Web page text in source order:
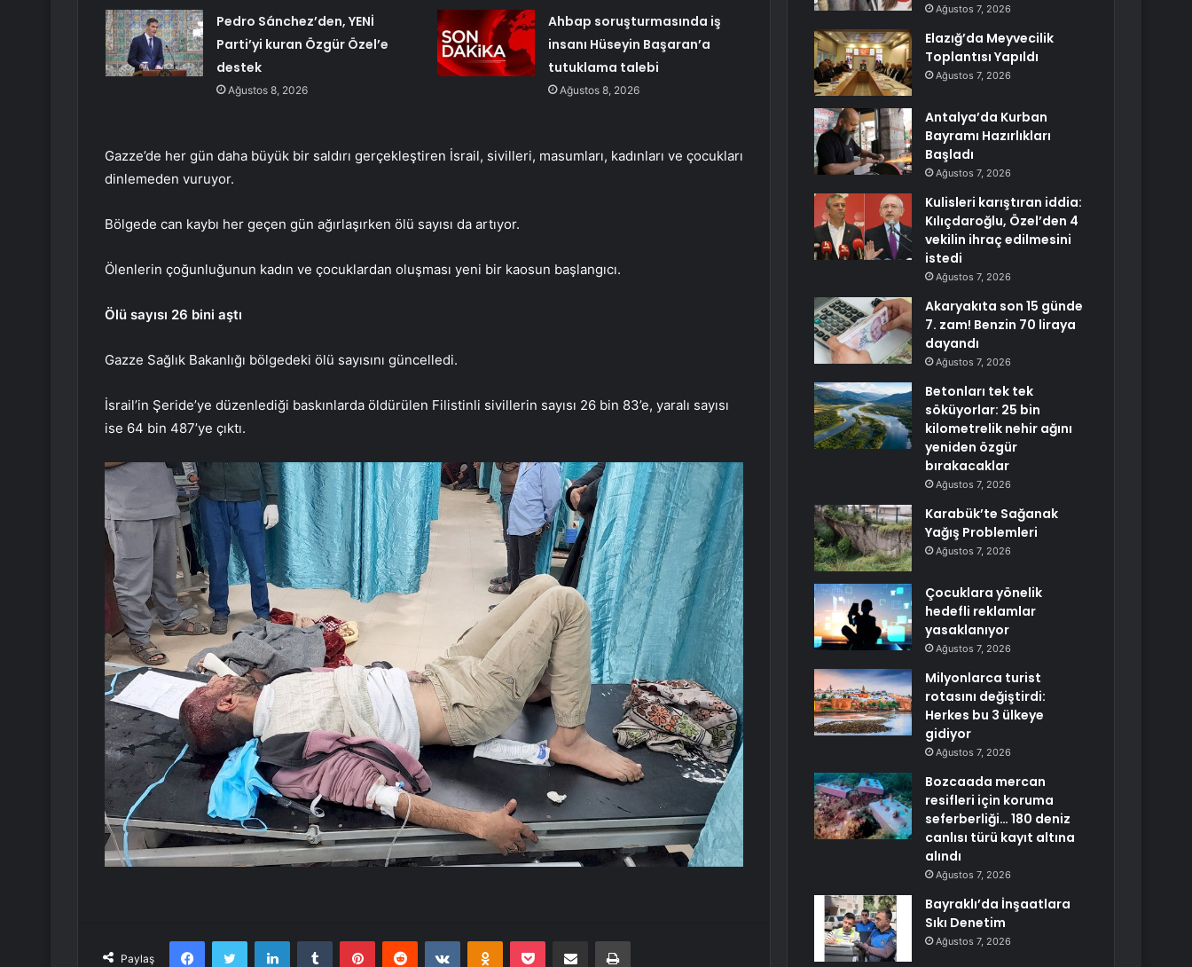
Pedro Sánchez’den, YENİ
Parti’yi kuran Özgür Özel’e
destek
Ağustos 8, 2026
Ahbap soruşturmasında iş
insanı Hüseyin Başaran’a
tutuklama talebi
Ağustos 8, 2026
Gazze’de her gün daha büyük bir saldırı gerçekleştiren İsrail, sivilleri, masumları, kadınları ve çocukları
dinlemeden vuruyor.
Bölgede can kaybı her geçen gün ağırlaşırken ölü sayısı da artıyor.
Ölenlerin çoğunluğunun kadın ve çocuklardan oluşması yeni bir kaosun başlangıcı.
Ölü sayısı 26 bini aştı
Gazze Sağlık Bakanlığı bölgedeki ölü sayısını güncelledi.
İsrail’in Şeride’ye düzenlediği baskınlarda öldürülen Filistinli sivillerin sayısı 26 bin 83’e, yaralı sayısı
ise 64 bin 487’ye çıktı.
Paylaş
FacebookTwitter LinkedInTumblr PinterestReddit VKontakteOdnoklassniki
Pocket E-Posta ile paylaş Yazdır
Ağustos 7, 2026
Elazığ’da Meyvecilik
Toplantısı Yapıldı
Ağustos 7, 2026
Antalya’da Kurban
Bayramı Hazırlıkları
Başladı
Ağustos 7, 2026
Kulisleri karıştıran iddia:
Kılıçdaroğlu, Özel’den 4
vekilin ihraç edilmesini
istedi
Ağustos 7, 2026
Akaryakıta son 15 günde
7. zam! Benzin 70 liraya
dayandı
Ağustos 7, 2026
Betonları tek tek
söküyorlar: 25 bin
kilometrelik nehir ağını
yeniden özgür
bırakacaklar
Ağustos 7, 2026
Karabük’te Sağanak
Yağış Problemleri
Ağustos 7, 2026
Çocuklara yönelik
hedefli reklamlar
yasaklanıyor
Ağustos 7, 2026
Milyonlarca turist
rotasını değiştirdi:
Herkes bu 3 ülkeye
gidiyor
Ağustos 7, 2026
Bozcaada mercan
resifleri için koruma
seferberliği… 180 deniz
canlısı türü kayıt altına
alındı
Ağustos 7, 2026
Bayraklı’da İnşaatlara
Sıkı Denetim
Ağustos 7, 2026